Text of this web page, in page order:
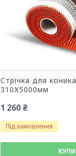
Стрічка для
310Х5000мм
1 260 ₴
Під замовлення